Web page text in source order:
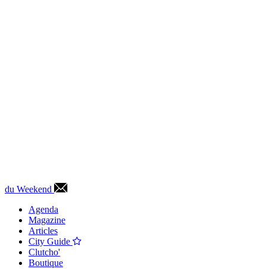
du Weekend
Agenda
Magazine
Articles
City Guide
Clutcho'
Boutique